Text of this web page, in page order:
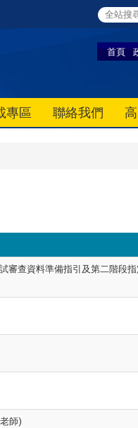
首頁
專區 聯絡我們
審查資料準備指引及第二階段
師)